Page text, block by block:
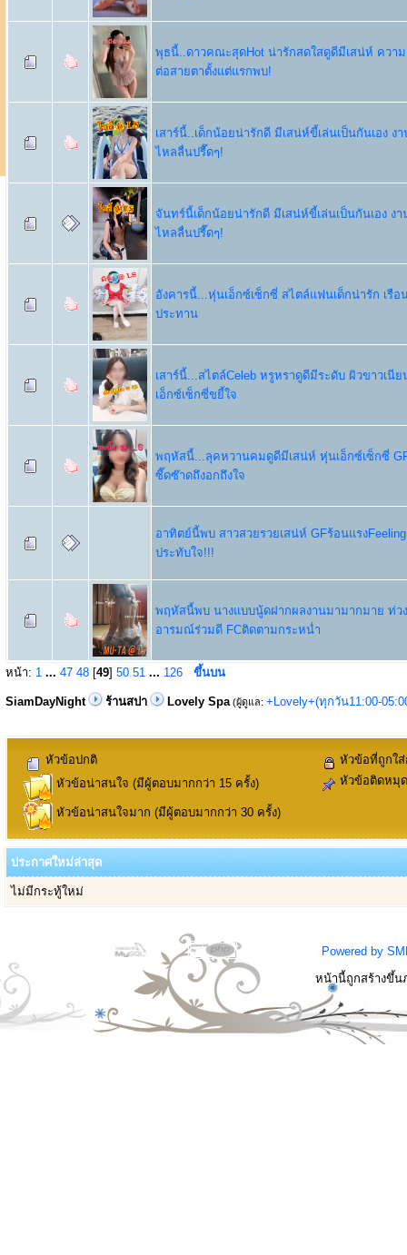
พุธนี้..ดาวคณะสุดHot น่ารักสดใสดูดีมีเสน่ห์ ควา
ต่อสายตาตั้งแต่แรกพบ!
เสาร์นี้..เด็กน้อยน่ารักดี มีเสน่ห์ขี้เล่นเป็นกันเอง ง
ไหลลื่นปรื๊ดๆ!
จันทร์นี้เด็กน้อยน่ารักดี มีเสน่ห์ขี้เล่นเป็นกันเอง งา
ไหลลื่นปรื๊ดๆ!
อังคารนี้...หุ่นเอ็กซ์เซ็กซี่ สไตล์แฟนเด็กน่ารัก เรือ
ประทาน
เสาร์นี้...สไตล์Celeb หรูหราดูดีมีระดับ ผิวขาวเนี
เอ็กซ์เซ็กซี่ขยี้ใจ
พฤหัสนี้...ลุคหวานคมดูดีมีเสน่ห์ หุ่นเอ็กซ์เซ็กซี่
ซี๊ดซ๊าดถึงอกถึงใจ
อาทิตย์นี้พบ สาวสวยรวยเสน่ห์ GFร้อนแรง
ประทับใจ!!!
พฤหัสนี้พบ นางแบบนู้ดฝากผลงานมามากมาย ท่ว
อารมณ์ร่วมดี FCติดตามกระหน่ำ
หน้า: 1 ... 47 48 [49] 50 51 ... 126 ขึ้นบน
SiamDayNight ร้านสปา Lovely Spa (ผู้ดูแล: +Lovely+(ทุกวัน11:00-
หัวข้อปกติ
หัวข้อน่าสนใจ (มีผู้ตอบมากกว่า 15 ครั้ง)
หัวข้อน่าสนใจมาก (มีผู้ตอบมากกว่า 30 ครั้ง)
หัวข้อที่ถูกใ
หัวข้อติดหมุด
ประกาศใหม่ล่าสุด
ไม่มีกระทู้ใหม่
Powered by
หน้านี้ถูกสร้างขึ้น